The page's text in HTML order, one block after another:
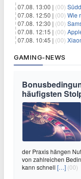
07.08. 13:00 | (00)
07.08. 12:50 | (00) Wie
07.08. 12:30 | (00) Samsung
07.08. 12:15 | (00) Apple
07.08. 10:45 | (00) Xiaomi
GAMING-NEWS
häufigsten
der Praxis hängen
von zahlreichen
kann schnell […] (00)